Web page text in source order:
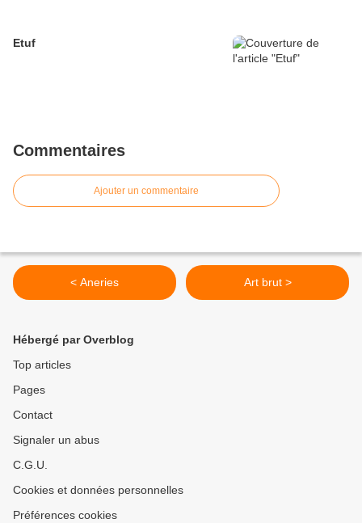
Etuf
Commentaires
Ajouter un commentaire
< Aneries Art brut >
Hébergé par Overblog
Top articles
Pages
Contact
Signaler un abus
C.G.U.
Cookies et données personnelles
Préférences cookies